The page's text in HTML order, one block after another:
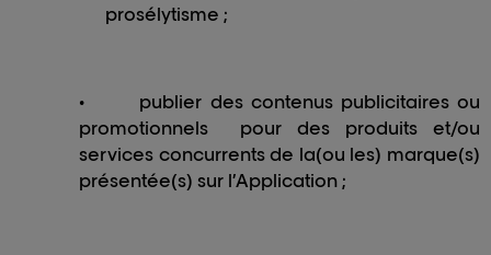
prosélytisme ;
•
publier des contenus publicitaires ou
promotionnels pour des produits et/ou
services concurrents de la(ou les) marque(s)
présentée(s) sur l’Application ;